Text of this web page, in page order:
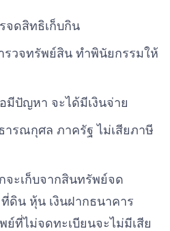
จดสิทธิเก็บกิน
รวจทรัพย์สิน ทำพินัยกรรมให้
มีปัญหา จะได้มีเงินจ่าย
ารณกุศล ภาครัฐ ไม่เสียภาษี
จะเก็บจากสินทรัพย์จด
ดิน หุ้น เงินฝากธนาคาร
ที่ไม่จดทะเบียนจะไม่มีเสีย